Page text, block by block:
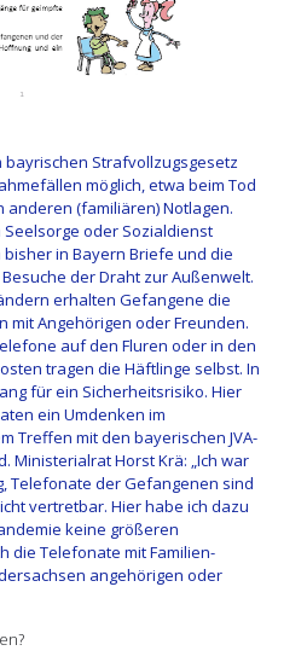
bayrischen Strafvollzugsgesetz
möglich, etwa beim Tod
anderen (familiären) Notlagen.
oder Sozialdienst
in Bayern Briefe und die
der Draht zur Außenwelt.
erhalten Gefangene die
mit Angehörigen oder Freunden.
auf den Fluren oder in den
tragen die Häftlinge selbst. In
für ein Sicherheitsrisiko. Hier
ein Umdenken im
Treffen mit den bayerischen JVA-
Ministerialrat Horst Krä: „Ich war
Telefonate der Gefangenen sind
vertretbar. Hier habe ich dazu
keine größeren
die Telefonate mit Familien-
angehörigen oder